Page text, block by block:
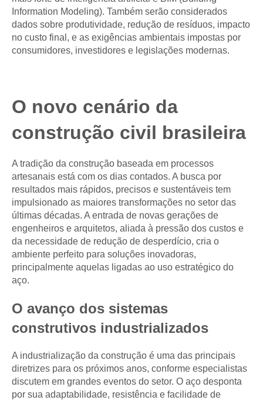
Information Modeling). Também serão considerados
dados sobre produtividade, redução de resíduos, impacto
no custo final, e as exigências ambientais impostas por
consumidores, investidores e legislações modernas.
O novo cenário da
construção civil brasileira
A tradição da construção baseada em processos
artesanais está com os dias contados. A busca por
resultados mais rápidos, precisos e sustentáveis tem
impulsionado as maiores transformações no setor das
últimas décadas. A entrada de novas gerações de
engenheiros e arquitetos, aliada à pressão dos custos e
da necessidade de redução de desperdício, cria o
ambiente perfeito para soluções inovadoras,
principalmente aquelas ligadas ao uso estratégico do
aço.
O avanço dos sistemas
construtivos industrializados
A industrialização da construção é uma das principais
diretrizes para os próximos anos, conforme especialistas
discutem em grandes eventos do setor. O aço desponta
por sua adaptabilidade, resistência e facilidade de